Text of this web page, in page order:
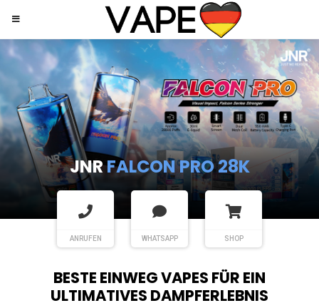
JNRSHISHA HOOKAH MAX
ANRUFEN WHATSAPP SHOP
BESTE EINWEG VAPES FÜR EIN
ULTIMATIVES DAMPFERLEBNIS